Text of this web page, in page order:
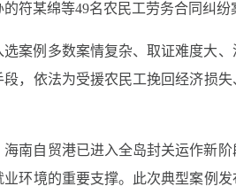
的符某绵等49名农民工劳务合同纠
选案例多数案情复杂、取证难度大
段，依法为受援农民工挽回经济损
海南自贸港已进入全岛封关运作新
业环境的重要支撑。此次典型案例